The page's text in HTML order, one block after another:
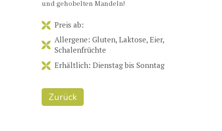
Zurück
und gehobelten Mandeln!
Preis ab:
Allergene: Gluten, Laktose, Eier,
Schalenfrüchte
Erhältlich: Dienstag bis Sonntag